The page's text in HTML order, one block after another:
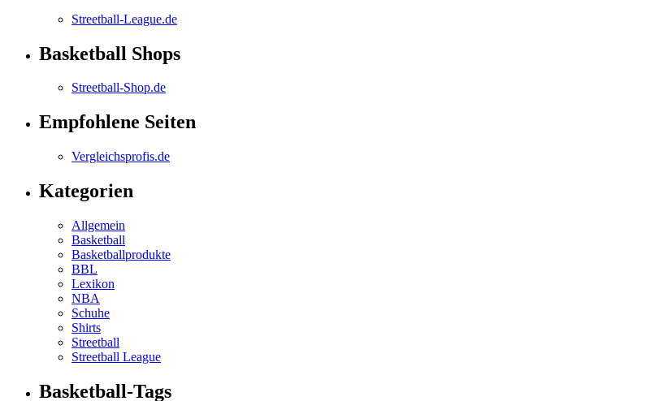
Streetball-League.de
Basketball Shops
Streetball-Shop.de
Empfohlene Seiten
Vergleichsprofis.de
Kategorien
Allgemein
Basketball
Basketballprodukte
BBL
Lexikon
NBA
Schuhe
Shirts
Streetball
Streetball League
Basketball-Tags